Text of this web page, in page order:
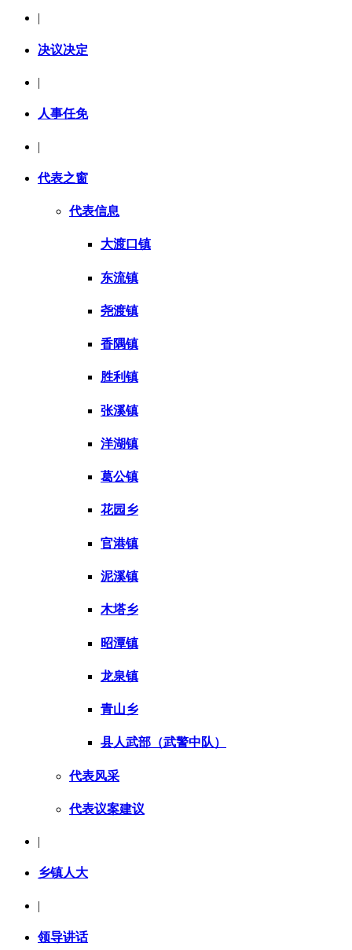
决议决定
|
人事任免
|
代表之窗
代表信息
大渡口镇
东流镇
尧渡镇
香隅镇
胜利镇
张溪镇
洋湖镇
葛公镇
花园乡
官港镇
泥溪镇
木塔乡
昭潭镇
龙泉镇
青山乡
县人武部（武警中队）
代表风采
代表议案建议
|
乡镇人大
|
领导讲话